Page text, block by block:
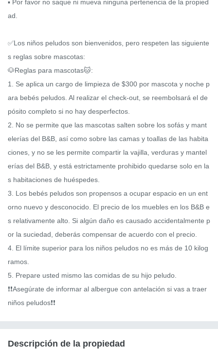
▪ Por favor no saque ni mueva ninguna pertenencia de la propied
ad.
✅Los niños peludos son bienvenidos, pero respeten las siguiente
s reglas sobre mascotas:
🐶Reglas para mascotas🐱:
1. Se aplica un cargo de limpieza de $300 por mascota y noche p
ara bebés peludos. Al realizar el check-out, se reembolsará el de
pósito completo si no hay desperfectos.
2. No se permite que las mascotas salten sobre los sofás y mant
elerías del B&B, así como sobre las camas y toallas de las habita
ciones, y no se les permite compartir la vajilla, verduras y mantel
erías del B&B, y está estrictamente prohibido quedarse solo en la
s habitaciones de huéspedes.
3. Los bebés peludos son propensos a ocupar espacio en un ent
orno nuevo y desconocido. El precio de los muebles en los B&B e
s relativamente alto. Si algún daño es causado accidentalmente p
or la suciedad, deberás compensar de acuerdo con el precio.
4. El límite superior para los niños peludos no es más de 10 kilog
ramos.
5. Prepare usted mismo las comidas de su hijo peludo.
❗️❗️Asegúrate de informar al albergue con antelación si vas a traer
niños peludos❗️❗️
Descripción de la propiedad